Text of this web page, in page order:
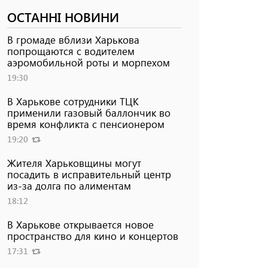
ОСТАННІ НОВИНИ
В громаде вблизи Харькова
попрощаются с водителем
аэромобильной роты и морпехом
19:30
В Харькове сотрудники ТЦК
применили газовый баллончик во
время конфликта с пенсионером
19:20
Жителя Харьковщины могут
посадить в исправительный центр
из-за долга по алиментам
18:12
В Харькове открывается новое
пространство для кино и концертов
17:31